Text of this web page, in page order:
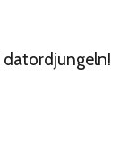
datordjungeln!